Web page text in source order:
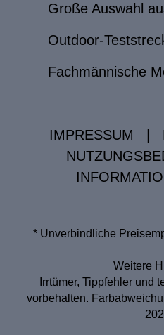
Große Auswahl
Outdoor-
Fachmännische
IMPRESSUM
* Unverbindliche
Weitere
Irrtümer, Tippfehler und
vorbehalten.